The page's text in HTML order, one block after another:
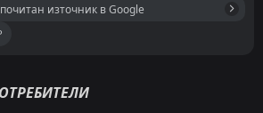
източник в Google